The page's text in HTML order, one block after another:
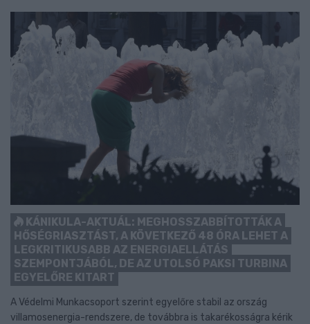
KÁNIKULA-AKTUÁL: MEGHOSSZABBÍTOTTÁK A
HŐSÉGRIASZTÁST, A KÖVETKEZŐ 48 ÓRA LEHET A
LEGKRITIKUSABB AZ ENERGIAELLÁTÁS
SZEMPONTJÁBÓL, DE AZ UTOLSÓ PAKSI TURBINA
EGYELŐRE KITART
A Védelmi Munkacsoport szerint egyelőre stabil az ország
villamosenergia-rendszere, de továbbra is takarékosságra kérik